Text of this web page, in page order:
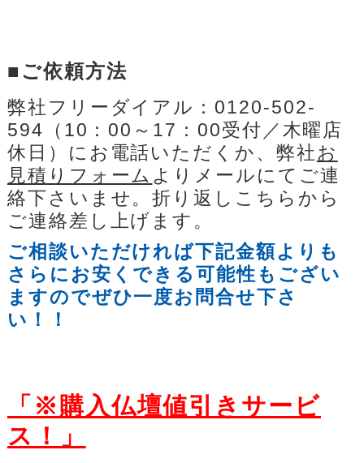
■ご依頼方法
弊社フリーダイアル：0120-502-
594（10：00～17：00受付／木曜店
休日）にお電話いただくか、弊社お
見積りフォーム よりメールにてご連
絡下さいませ。折り返しこちらから
ご連絡差し上げます。
ご相談いただければ下記金額よりも
さらにお安くできる可能性もござい
ますのでぜひ一度お問合せ下さ
い！！
「※購入仏壇値引きサービ
ス！」